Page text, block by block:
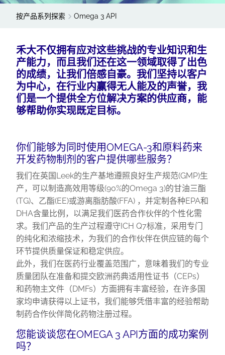
按产品系列探索 Omega 3 API
禾大不仅拥有应对这些挑战的专业知识和生
产能力，而且我们还在这一领域取得了出色
的成绩，让我们倍感自豪。我们坚持以客户
为中心，在行业内赢得无人能及的声誉，我
们是一个提供全方位解决方案的供应商，能
够帮助你实现既定目标。
你们能够为同时使用OMEGA-3和原料药来
开发药物制剂的客户提供哪些服务？
我们在英国Leek的生产基地遵照良好生产规范(GMP)生
产，可以制造高效用等级(90%的Omega 3)的甘油三酯
(TG)、乙酯(EE)或游离脂肪酸(FFA) ，并定制各种EPA和
DHA含量比例，以满足我们医药合作伙伴的个性化需
求。我们产品的生产过程遵守ICH Q7标准，采用专门
的纯化和浓缩技术，为我们的合作伙伴在供应链的每个
环节提供质量保证和稳定供应。
此外，我们在医药行业覆盖范围广，意味着我们的专业
质量团队在准备和提交欧洲药典适用性证书（CEPs）
和药物主文件（DMFs）方面拥有丰富经验，在许多国
家均申请获得以上证书，我们能够凭借丰富的经验帮助
制药合作伙伴简化药物注册过程。
您能谈谈您在OMEGA 3 API方面的成功案例
吗？